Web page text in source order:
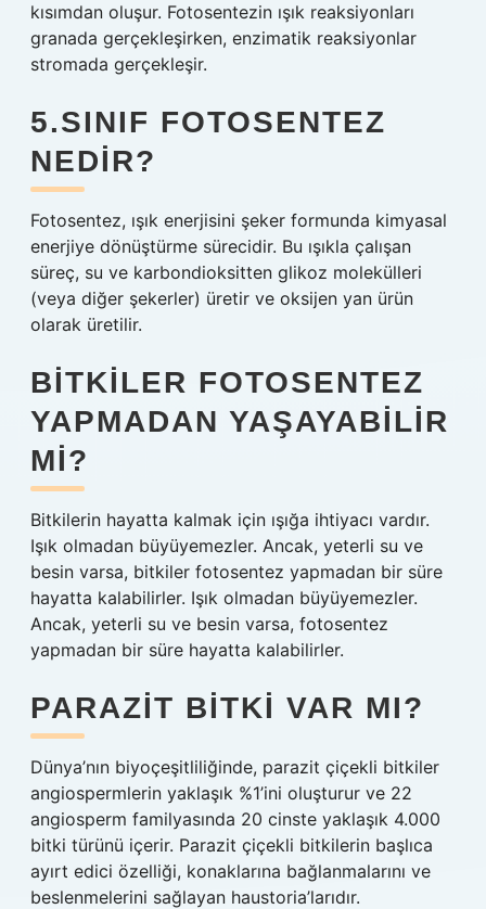
kısımdan oluşur. Fotosentezin ışık reaksiyonları
granada gerçekleşirken, enzimatik reaksiyonlar
stromada gerçekleşir.
5.SINIF FOTOSENTEZ
NEDIR?
Fotosentez, ışık enerjisini şeker formunda kimyasal
enerjiye dönüştürme sürecidir. Bu ışıkla çalışan
süreç, su ve karbondioksitten glikoz molekülleri
(veya diğer şekerler) üretir ve oksijen yan ürün
olarak üretilir.
BITKILER FOTOSENTEZ
YAPMADAN YAŞAYABILIR
MI?
Bitkilerin hayatta kalmak için ışığa ihtiyacı vardır.
Işık olmadan büyüyemezler. Ancak, yeterli su ve
besin varsa, bitkiler fotosentez yapmadan bir süre
hayatta kalabilirler. Işık olmadan büyüyemezler.
Ancak, yeterli su ve besin varsa, fotosentez
yapmadan bir süre hayatta kalabilirler.
PARAZIT BITKI VAR MI?
Dünya’nın biyoçeşitliliğinde, parazit çiçekli bitkiler
angiospermlerin yaklaşık %1’ini oluşturur ve 22
angiosperm familyasında 20 cinste yaklaşık 4.000
bitki türünü içerir. Parazit çiçekli bitkilerin başlıca
ayırt edici özelliği, konaklarına bağlanmalarını ve
beslenmelerini sağlayan haustoria’larıdır.